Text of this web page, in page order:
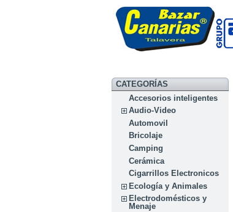
CATEGORÍAS
Accesorios inteligentes
Audio-Video
Automovil
Bricolaje
Camping
Cerámica
Cigarrillos Electronicos
Ecología y Animales
Electrodomésticos y
Menaje